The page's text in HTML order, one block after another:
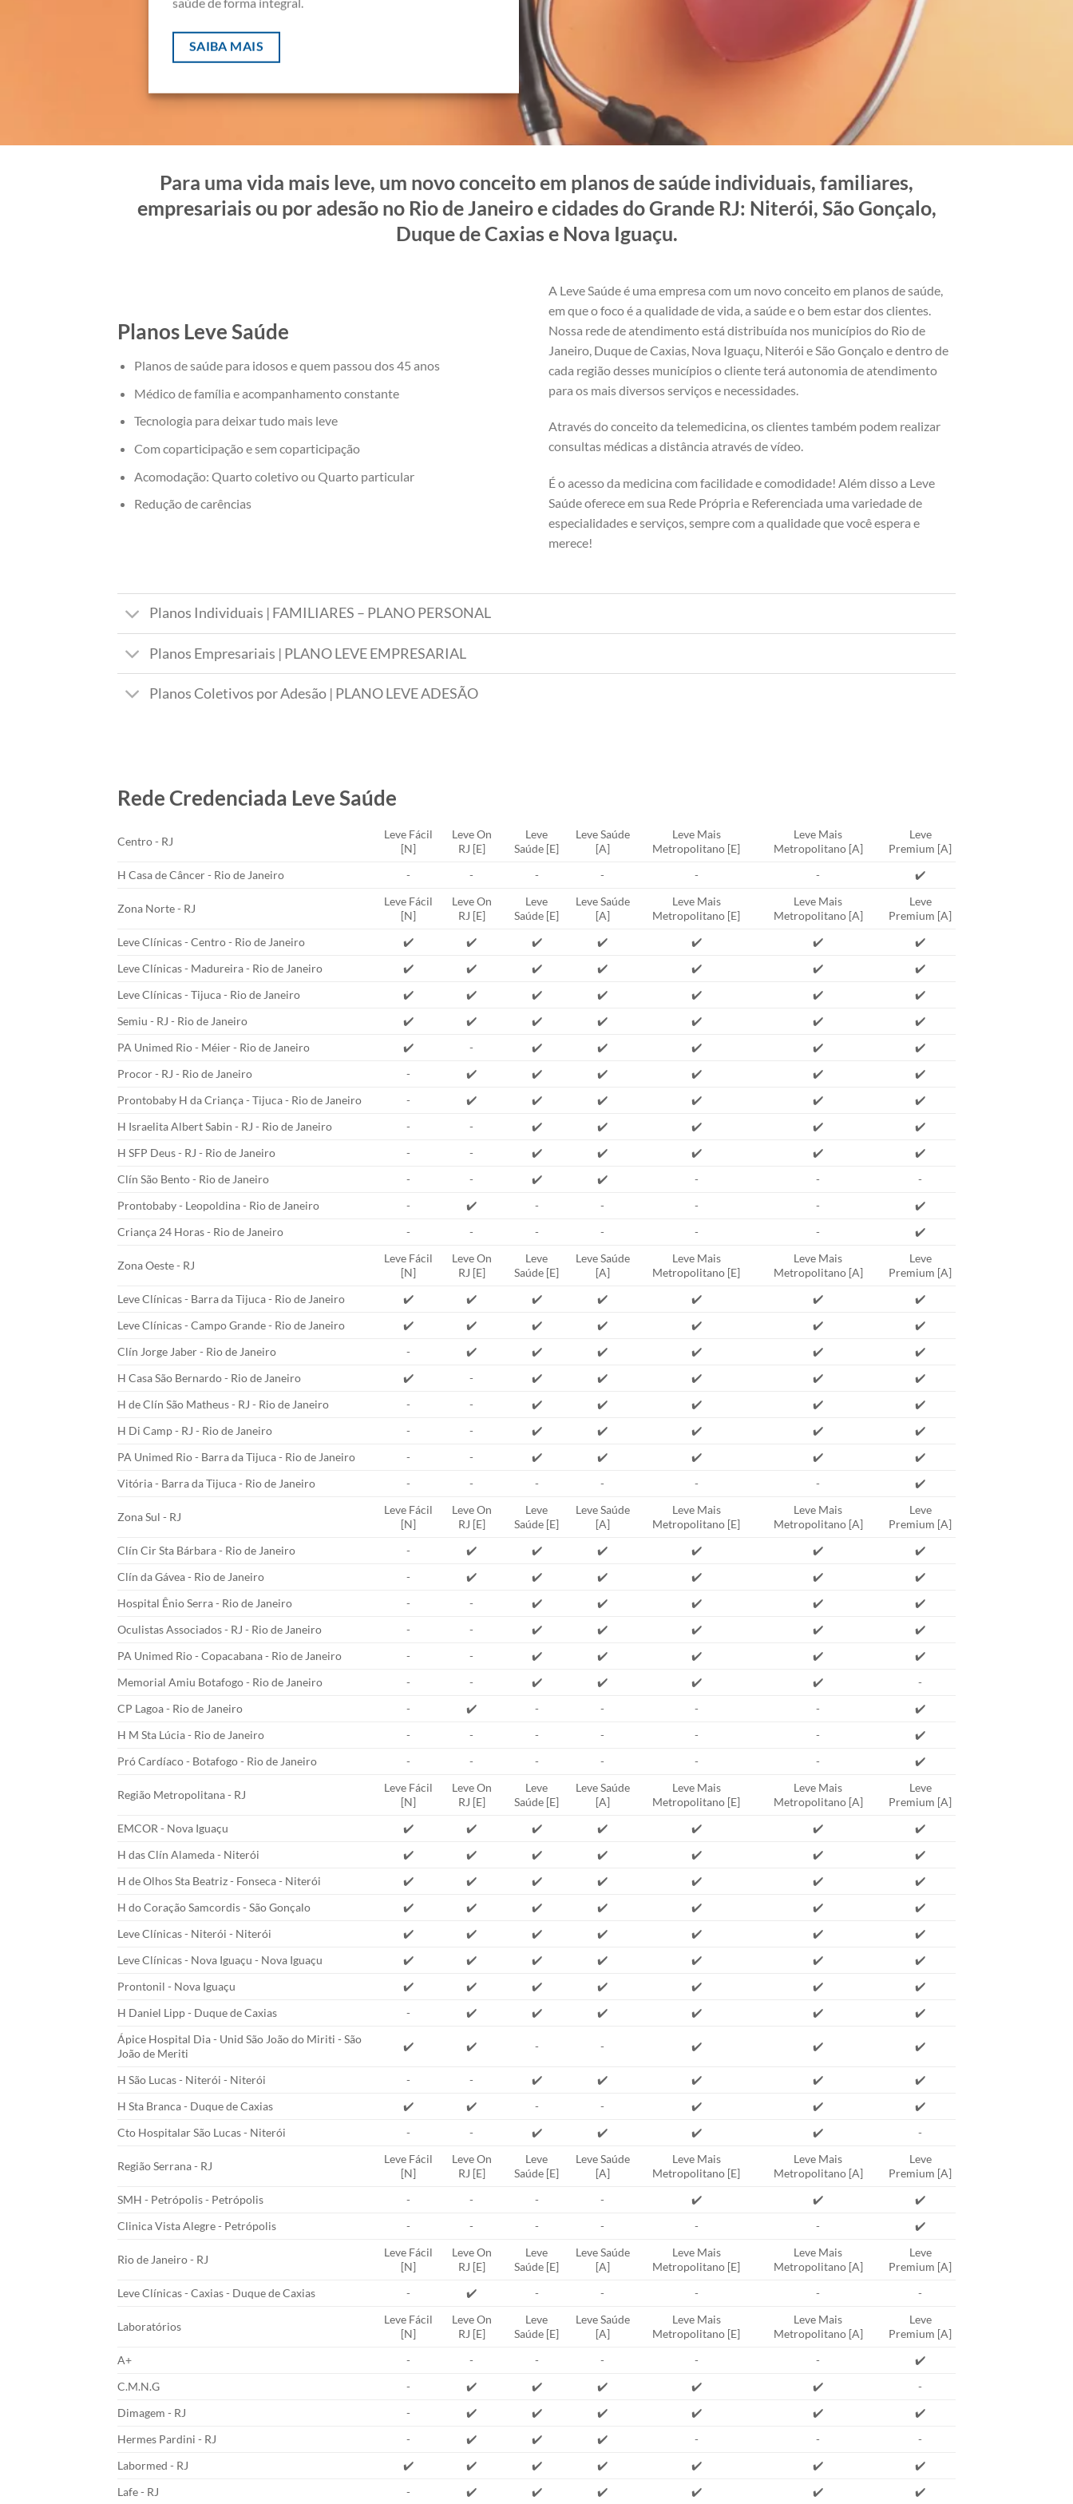
SAIBA MAIS
Para uma vida mais leve, um novo conceito em planos de saúde individuais, familiares,
empresariais ou por adesão no Rio de Janeiro e cidades do Grande RJ: Niterói, São Gonçalo,
Duque de Caxias e Nova Iguaçu.
Planos Leve Saúde
Planos de saúde para idosos e quem passou dos 45 anos
Médico de família e acompanhamento constante
Tecnologia para deixar tudo mais leve
Com coparticipação e sem coparticipação
Acomodação: Quarto coletivo ou Quarto particular
Redução de carências
A Leve Saúde é uma empresa com um novo conceito em planos de saúde,
em que o foco é a qualidade de vida, a saúde e o bem estar dos clientes.
Nossa rede de atendimento está distribuída nos municípios do Rio de
Janeiro, Duque de Caxias, Nova Iguaçu, Niterói e São Gonçalo e dentro de
cada região desses municípios o cliente terá autonomia de atendimento
para os mais diversos serviços e necessidades.
Através do conceito da telemedicina, os clientes também podem realizar
consultas médicas a distância através de vídeo.
É o acesso da medicina com facilidade e comodidade! Além disso a Leve
Saúde oferece em sua Rede Própria e Referenciada uma variedade de
especialidades e serviços, sempre com a qualidade que você espera e
merece!
Planos Individuais | FAMILIARES – PLANO PERSONAL
Planos Empresariais | PLANO LEVE EMPRESARIAL
Planos Coletivos por Adesão | PLANO LEVE ADESÃO
Rede Credenciada Leve Saúde
Centro - RJ
Leve Fácil
[N]
Leve On
RJ [E]
Leve
Saúde [E]
Leve Saúde
[A]
Leve Mais
Metropolitano [E]
Leve Mais
Metropolitano [A]
Leve
Premium [A]
H Casa de Câncer - Rio de Janeiro
- - - - - - ✔️
Zona Norte - RJ
Leve Fácil
[N]
Leve On
RJ [E]
Leve
Saúde [E]
Leve Saúde
[A]
Leve Mais
Metropolitano [E]
Leve Mais
Metropolitano [A]
Leve
Premium [A]
Leve Clínicas - Centro - Rio de Janeiro
✔️ ✔️ ✔️ ✔️ ✔️ ✔️
✔️
Leve Clínicas - Madureira - Rio de Janeiro
✔️ ✔️ ✔️ ✔️ ✔️ ✔️
✔️
Leve Clínicas - Tijuca - Rio de Janeiro
✔️ ✔️ ✔️ ✔️ ✔️ ✔️
✔️
Semiu - RJ - Rio de Janeiro
✔️ ✔️ ✔️ ✔️ ✔️ ✔️
✔️
PA Unimed Rio - Méier - Rio de Janeiro
✔️ - ✔️ ✔️ ✔️ ✔️
✔️
Procor - RJ - Rio de Janeiro
- ✔️ ✔️ ✔️ ✔️ ✔️
✔️
Prontobaby H da Criança - Tijuca - Rio de Janeiro
- ✔️ ✔️ ✔️ ✔️ ✔️
✔️
H Israelita Albert Sabin - RJ - Rio de Janeiro
- - ✔️ ✔️ ✔️ ✔️
✔️
H SFP Deus - RJ - Rio de Janeiro
- - ✔️ ✔️ ✔️ ✔️
✔️
Clín São Bento - Rio de Janeiro
- - ✔️ ✔️ - -
-
Prontobaby - Leopoldina - Rio de Janeiro
- ✔️ - - - -
✔️
Criança 24 Horas - Rio de Janeiro
- - - - - - ✔️
Zona Oeste - RJ
Leve Fácil
[N]
Leve On
RJ [E]
Leve
Saúde [E]
Leve Saúde
[A]
Leve Mais
Metropolitano [E]
Leve Mais
Metropolitano [A]
Leve
Premium [A]
Leve Clínicas - Barra da Tijuca - Rio de Janeiro
✔️ ✔️ ✔️ ✔️ ✔️ ✔️
✔️
Leve Clínicas - Campo Grande - Rio de Janeiro
✔️ ✔️ ✔️ ✔️ ✔️ ✔️
✔️
Clín Jorge Jaber - Rio de Janeiro
- ✔️ ✔️ ✔️ ✔️ ✔️
✔️
H Casa São Bernardo - Rio de Janeiro
✔️ - ✔️ ✔️ ✔️ ✔️
✔️
H de Clín São Matheus - RJ - Rio de Janeiro
- - ✔️ ✔️ ✔️ ✔️
✔️
H Di Camp - RJ - Rio de Janeiro
- - ✔️ ✔️ ✔️ ✔️
✔️
PA Unimed Rio - Barra da Tijuca - Rio de Janeiro
- - ✔️ ✔️ ✔️ ✔️
✔️
Vitória - Barra da Tijuca - Rio de Janeiro
- - - - - - ✔️
Zona Sul - RJ
Leve Fácil
[N]
Leve On
RJ [E]
Leve
Saúde [E]
Leve Saúde
[A]
Leve Mais
Metropolitano [E]
Leve Mais
Metropolitano [A]
Leve
Premium [A]
Clín Cir Sta Bárbara - Rio de Janeiro
- ✔️ ✔️ ✔️ ✔️ ✔️
✔️
Clín da Gávea - Rio de Janeiro
- ✔️ ✔️ ✔️ ✔️ ✔️
✔️
Hospital Ênio Serra - Rio de Janeiro
- - ✔️ ✔️ ✔️ ✔️
✔️
Oculistas Associados - RJ - Rio de Janeiro
- - ✔️ ✔️ ✔️ ✔️
✔️
PA Unimed Rio - Copacabana - Rio de Janeiro
- - ✔️ ✔️ ✔️ ✔️
✔️
Memorial Amiu Botafogo - Rio de Janeiro
- - ✔️ ✔️ ✔️ ✔️
-
CP Lagoa - Rio de Janeiro
- ✔️ - - - -
✔️
H M Sta Lúcia - Rio de Janeiro
- - - - - -
✔️
Pró Cardíaco - Botafogo - Rio de Janeiro
- - - - - - ✔️
Região Metropolitana - RJ
Leve Fácil
[N]
Leve On
RJ [E]
Leve
Saúde [E]
Leve Saúde
[A]
Leve Mais
Metropolitano [E]
Leve Mais
Metropolitano [A]
Leve
Premium [A]
EMCOR - Nova Iguaçu
✔️ ✔️ ✔️ ✔️ ✔️ ✔️
✔️
H das Clín Alameda - Niterói
✔️ ✔️ ✔️ ✔️ ✔️ ✔️
✔️
H de Olhos Sta Beatriz - Fonseca - Niterói
✔️ ✔️ ✔️ ✔️ ✔️ ✔️
✔️
H do Coração Samcordis - São Gonçalo
✔️ ✔️ ✔️ ✔️ ✔️ ✔️
✔️
Leve Clínicas - Niterói - Niterói
✔️ ✔️ ✔️ ✔️ ✔️ ✔️
✔️
Leve Clínicas - Nova Iguaçu - Nova Iguaçu
✔️ ✔️ ✔️ ✔️ ✔️ ✔️
✔️
Prontonil - Nova Iguaçu
✔️ ✔️ ✔️ ✔️ ✔️ ✔️
✔️
H Daniel Lipp - Duque de Caxias
- ✔️ ✔️ ✔️ ✔️ ✔️
✔️
Ápice Hospital Dia - Unid São João do Miriti - São
João de Meriti
✔️ ✔️ - - ✔️ ✔️ ✔️
H São Lucas - Niterói - Niterói - - ✔️ ✔️ ✔️ ✔️
✔️
H Sta Branca - Duque de Caxias
✔️ ✔️ - - ✔️ ✔️
✔️
Cto Hospitalar São Lucas - Niterói
- - ✔️ ✔️ ✔️ ✔️ -
Região Serrana - RJ
Leve Fácil
[N]
Leve On
RJ [E]
Leve
Saúde [E]
Leve Saúde
[A]
Leve Mais
Metropolitano [E]
Leve Mais
Metropolitano [A]
Leve
Premium [A]
SMH - Petrópolis - Petrópolis
- - - - ✔️ ✔️
✔️
Clinica Vista Alegre - Petrópolis
- - - - - - ✔️
Rio de Janeiro - RJ
Leve Fácil
[N]
Leve On
RJ [E]
Leve
Saúde [E]
Leve Saúde
[A]
Leve Mais
Metropolitano [E]
Leve Mais
Metropolitano [A]
Leve
Premium [A]
Leve Clínicas - Caxias - Duque de Caxias
- ✔️ - - - - -
Laboratórios
Leve Fácil
[N]
Leve On
RJ [E]
Leve
Saúde [E]
Leve Saúde
[A]
Leve Mais
Metropolitano [E]
Leve Mais
Metropolitano [A]
Leve
Premium [A]
A+
- - - - - -
✔️
C.M.N.G
- ✔️ ✔️ ✔️ ✔️ ✔️
-
Dimagem - RJ
- ✔️ ✔️ ✔️ ✔️ ✔️
✔️
Hermes Pardini - RJ
- ✔️ ✔️ ✔️ - -
-
Labormed - RJ
✔️ ✔️ ✔️ ✔️ ✔️ ✔️
✔️
Lafe - RJ
- ✔️ ✔️ ✔️ ✔️ ✔️ ✔️